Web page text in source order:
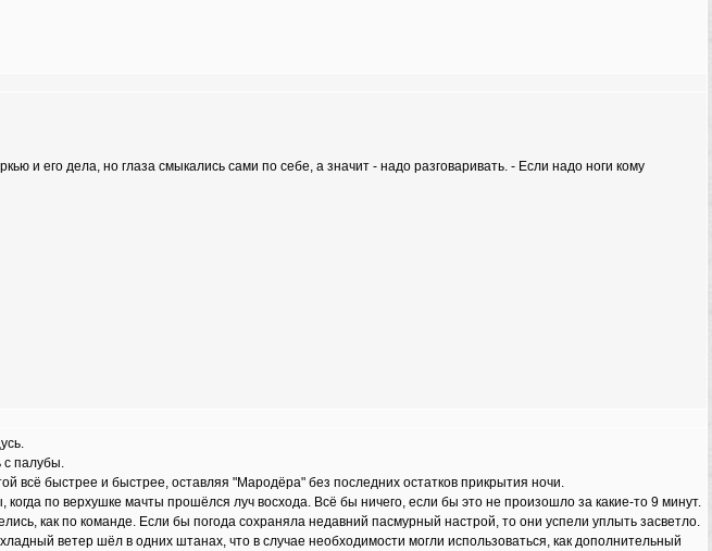
и его дела, но глаза смыкались сами по себе, а значит - надо разговаривать. - Если надо ноги кому
с палубы.
всё быстрее и быстрее, оставляя "Мародёра" без последних остатков прикрытия ночи.
по верхушке мачты прошёлся луч восхода. Всё бы ничего, если бы это не произошло за какие-то 9 минут.
как по команде. Если бы погода сохраняла недавний пасмурный настрой, то они успели уплыть засветло.
ветер шёл в одних штанах, что в случае необходимости могли использоваться, как дополнительный